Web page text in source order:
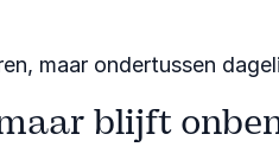
maar ondertussen
blijft